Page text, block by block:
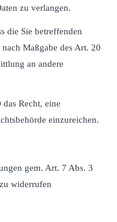
zu verlangen.
die Sie betreffenden
Maßgabe des Art. 20
an andere
Recht, eine
einzureichen.
gem. Art. 7 Abs. 3
widerrufen